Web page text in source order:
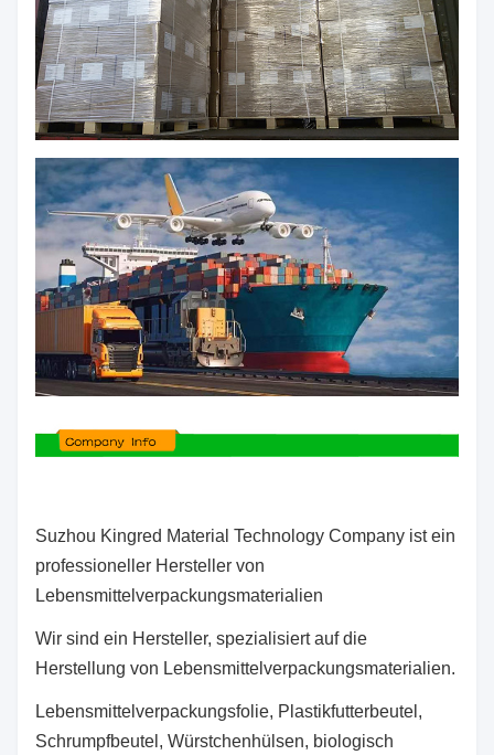
Suzhou Kingred Material Technology Company ist ein
professioneller Hersteller von
Lebensmittelverpackungsmaterialien
Wir sind ein Hersteller, spezialisiert auf die
Herstellung von Lebensmittelverpackungsmaterialien.
Lebensmittelverpackungsfolie, Plastikfutterbeutel,
Schrumpfbeutel, Würstchenhülsen, biologisch